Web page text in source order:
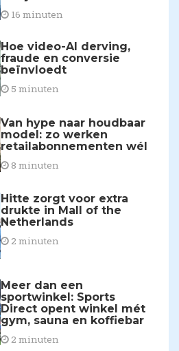
16 minuten
Hoe video-AI derving,
fraude en conversie
beïnvloedt
5 minuten
Van hype naar houdbaar
model: zo werken
retailabonnementen wél
8 minuten
Hitte zorgt voor extra
drukte in Mall of the
Netherlands
2 minuten
Meer dan een
sportwinkel: Sports
Direct opent winkel mét
gym, sauna en koffiebar
2 minuten